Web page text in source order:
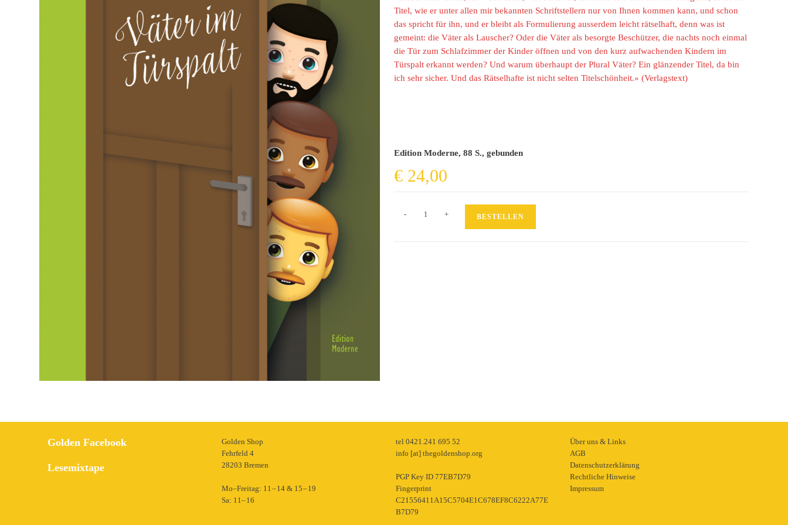
Titel, wie er unter allen mir bekannten Schriftstellern nur von Ihnen kommen kann, und schon
das spricht für ihn, und er bleibt als Formulierung ausserdem leicht rätselhaft, denn was ist
gemeint: die Väter als Lauscher? Oder die Väter als besorgte Beschützer, die nachts noch einmal
die Tür zum Schlafzimmer der Kinder öffnen und von den kurz aufwachenden Kindern im
Türspalt erkannt werden? Und warum überhaupt der Plural Väter? Ein glänzender Titel, da bin
ich sehr sicher. Und das Rätselhafte ist nicht selten Titelschönheit.» (Verlagstext)
Edition Moderne, 88 S., gebunden
€ 24,00
- + BESTELLEN
Golden Facebook
Lesemixtape
Golden Shop
Fehrfeld 4
28203 Bremen
Mo–Freitag: 11 – 14 & 15 – 19
Sa: 11– 16
tel 0421.241 695 52
info [at] thegoldenshop.org
PGP Key ID 77EB7D79
Fingerprint
C21556411A15C5704E1C678EF8C6222A77E
B7D79
Über uns & Links
AGB
Datenschutzerklärung
Rechtliche Hinweise
Impressum